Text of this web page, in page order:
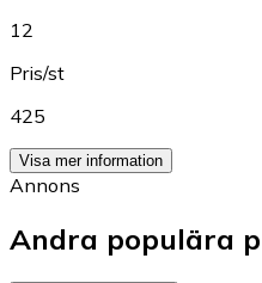
12
Pris/st
425
Visa mer information
Annons
Andra populära